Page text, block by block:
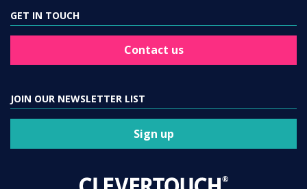
GET IN TOUCH
Contact us
JOIN OUR NEWSLETTER LIST
Sign up